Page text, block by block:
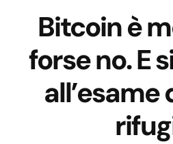
Bitcoin è
forse no. E
all’esame